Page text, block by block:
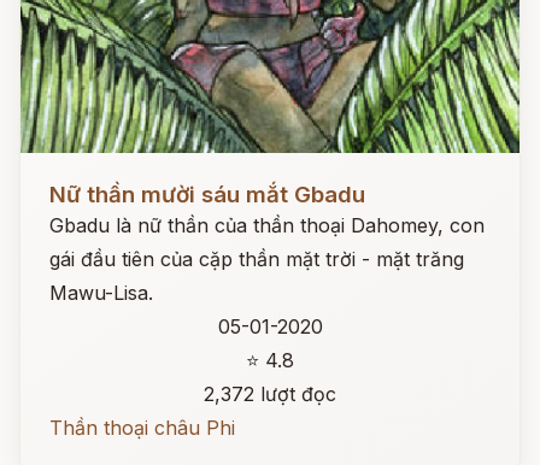
Nữ thần mười sáu mắt Gbadu
Gbadu là nữ thần của thần thoại Dahomey, con
gái đầu tiên của cặp thần mặt trời - mặt trăng
Mawu-Lisa.
05-01-2020
⭐ 4.8
2,372 lượt đọc
Thần thoại châu Phi